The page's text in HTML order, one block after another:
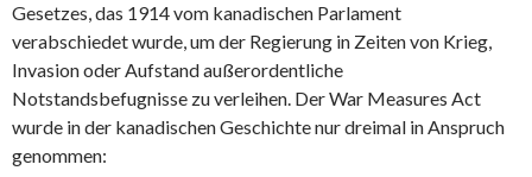
Gesetzes, das 1914 vom kanadischen Parlament
verabschiedet wurde, um der Regierung in Zeiten von Krieg,
Invasion oder Aufstand außerordentliche
Notstandsbefugnisse zu verleihen. Der War Measures Act
wurde in der kanadischen Geschichte nur dreimal in Anspruch
genommen: